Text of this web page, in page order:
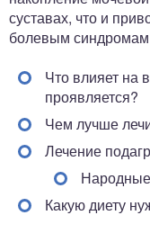
суставах, что и
болевым синдромам
Что влияет на
проявляется?
Чем лучше
Лечение
Какую диету